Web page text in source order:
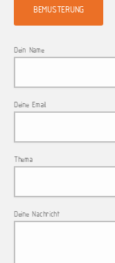
BEMUSTERUNG
Dein Name
Deine Email
Thema
Deine Nachricht